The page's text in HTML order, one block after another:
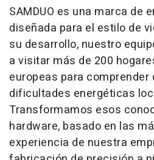
SAMDUO es una marca de
diseñada para el estilo de
su desarrollo, nuestro
a visitar más de 200
europeas para
dificultades energéticas
Transformamos esos
hardware, basado en las
experiencia de nuestra